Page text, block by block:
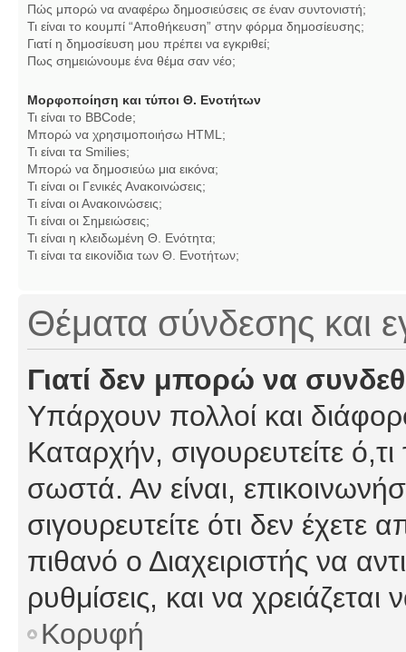
Πώς μπορώ να αναφέρω δημοσιεύσεις σε έναν συντονιστή;
Τι είναι το κουμπί “Αποθήκευση” στην φόρμα δημοσίευσης;
Γιατί η δημοσίευση μου πρέπει να εγκριθεί;
Πως σημειώνουμε ένα θέμα σαν νέο;
Μορφοποίηση και τύποι Θ. Ενοτήτων
Τι είναι το BBCode;
Μπορώ να χρησιμοποιήσω HTML;
Τι είναι τα Smilies;
Μπορώ να δημοσιεύω μια εικόνα;
Τι είναι οι Γενικές Ανακοινώσεις;
Τι είναι οι Ανακοινώσεις;
Τι είναι οι Σημειώσεις;
Τι είναι η κλειδωμένη Θ. Ενότητα;
Τι είναι τα εικονίδια των Θ. Ενοτήτων;
Θέματα σύνδεσης και
Γιατί δεν μπορώ να
Υπάρχουν πολλοί και
Καταρχήν, σιγουρευτείτε
σωστά. Αν είναι,
σιγουρευτείτε ότι δεν έχετε
πιθανό ο Διαχειριστής να
ρυθμίσεις, και να χρειάζεται
Κορυφή